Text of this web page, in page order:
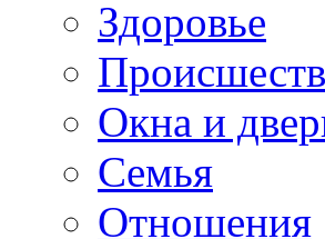
Здоровье
Окна и
Семья
Отношения